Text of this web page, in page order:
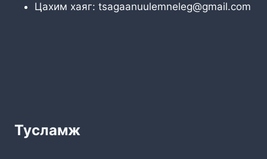
Цахим хаяг: tsagaanuulemneleg@gmail.com
Тусламж